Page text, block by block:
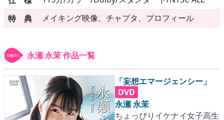
▶お問い合わせフォーム
特 典
メイキング映像、チャプタ、プロフィール
永瀬 永茉 作品一覧
「妄想エマージェンシー」
DVD
永瀬 永茉
ちょっぴりイケナイ女子高生